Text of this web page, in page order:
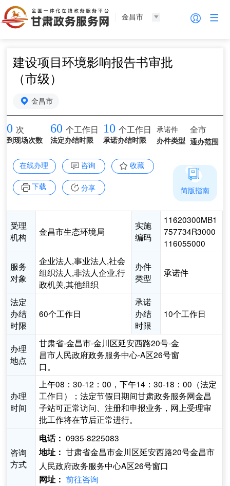
金昌市
建设项目环境影响报告书审批
（市级）
金昌市
0 次
到现场次数
60 个工作日
法定办结时限
10 个工作日
承诺办结时限
承诺件
办件类型
全市
通办范围
在线办理 咨询 收藏
下载 分享
受理
机构
金昌市生态环境局
实施
编码
11620300MB1
757734R3000
116055000
服务
对象
企业法人,事业法人,社会
组织法人,非法人企业,行
政机关,其他组织
办件
类型
承诺件
法定
办结
时限
60个工作日
承诺
办结
时限
10个工作日
办理
地点
甘肃省-金昌市-金川区延安西路20号-金
昌市人民政府政务服务中心-A区26号窗
口。
办理
时间
上午08：30-12：00，下午14：30-18：00（法定
工作日）；法定节假日期间甘肃政务服务网金昌
子站可正常访问、注册和申报业务，网上受理审
批工作将在节后正常进行。
咨询
方式
电话： 0935-8225083
地址： 甘肃省金昌市金川区延安西路20号金昌市
人民政府政务服务中心A区26号窗口
网址： 前往咨询
简版指南